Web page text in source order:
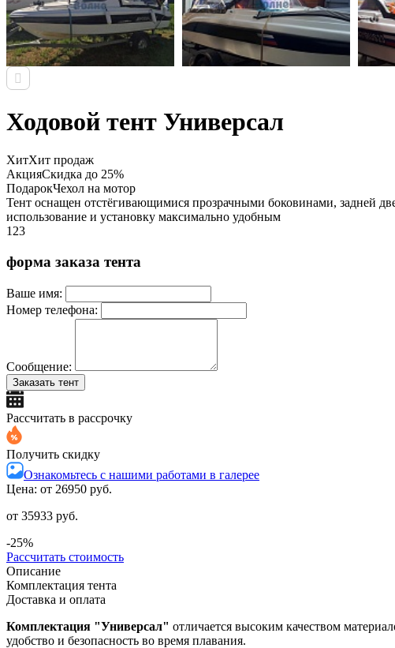
Ходовой тент Универсал
ХитХит продаж
АкцияСкидка до 25%
ПодарокЧехол на мотор
Тент оснащен отстёгивающимися прозрачными боковинами, задней
использование и установку максимально удобным
123
форма заказа тента
Ваше имя:
Номер телефона:
Сообщение:
Заказать тент
Рассчитать в рассрочку
Получить скидку
Ознакомьтесь с нашими работами в галерее
Цена: от 26950 руб.
от 35933 руб.
-25%
Рассчитать стоимость
Описание
Комплектация тента
Доставка и оплата
Комплектация "Универсал" отличается высоким качеством
удобство и безопасность во время плавания.